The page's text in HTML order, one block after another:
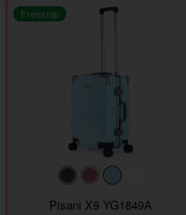
#40454a#b76e79
#9ad8e7
Freeship
Pisani X9 YG1849A